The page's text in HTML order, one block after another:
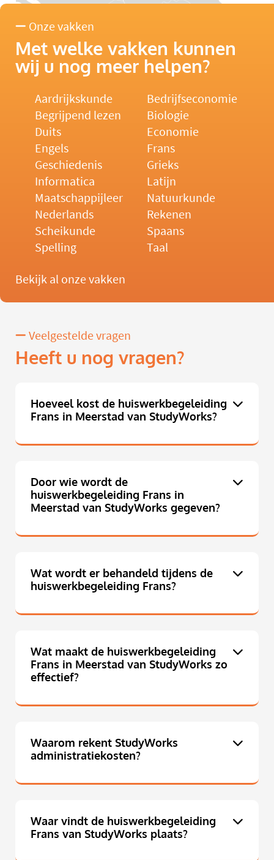
Onze vakken
Met welke vakken kunnen
wij u nog meer helpen?
Aardrijkskunde
Bedrijfseconomie
Begrijpend lezen
Biologie
Duits
Economie
Engels
Frans
Geschiedenis
Grieks
Informatica
Latijn
Maatschappijleer
Natuurkunde
Nederlands
Rekenen
Scheikunde
Spaans
Spelling
Taal
Bekijk al onze vakken
Veelgestelde vragen
Heeft u nog vragen?
Hoeveel kost de huiswerkbegeleiding
Frans in Meerstad van StudyWorks?
Door wie wordt de
huiswerkbegeleiding Frans in
Meerstad van StudyWorks gegeven?
Wat wordt er behandeld tijdens de
huiswerkbegeleiding Frans?
Wat maakt de huiswerkbegeleiding
Frans in Meerstad van StudyWorks zo
effectief?
Waarom rekent StudyWorks
administratiekosten?
Waar vindt de huiswerkbegeleiding
Frans van StudyWorks plaats?